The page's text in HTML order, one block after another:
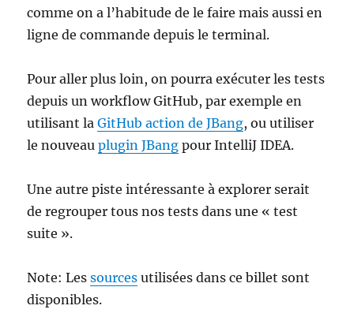
comme on a l’habitude de le faire mais aussi en
ligne de commande depuis le terminal.
Pour aller plus loin, on pourra exécuter les tests
depuis un workflow GitHub, par exemple en
utilisant laGitHub action de JBang, ou utiliser
le nouveauplugin JBang pour IntelliJ IDEA.
Une autre piste intéressante à explorer serait
de regrouper tous nos tests dans une « test
suite ».
Note: Lessources utilisées dans ce billet sont
disponibles.